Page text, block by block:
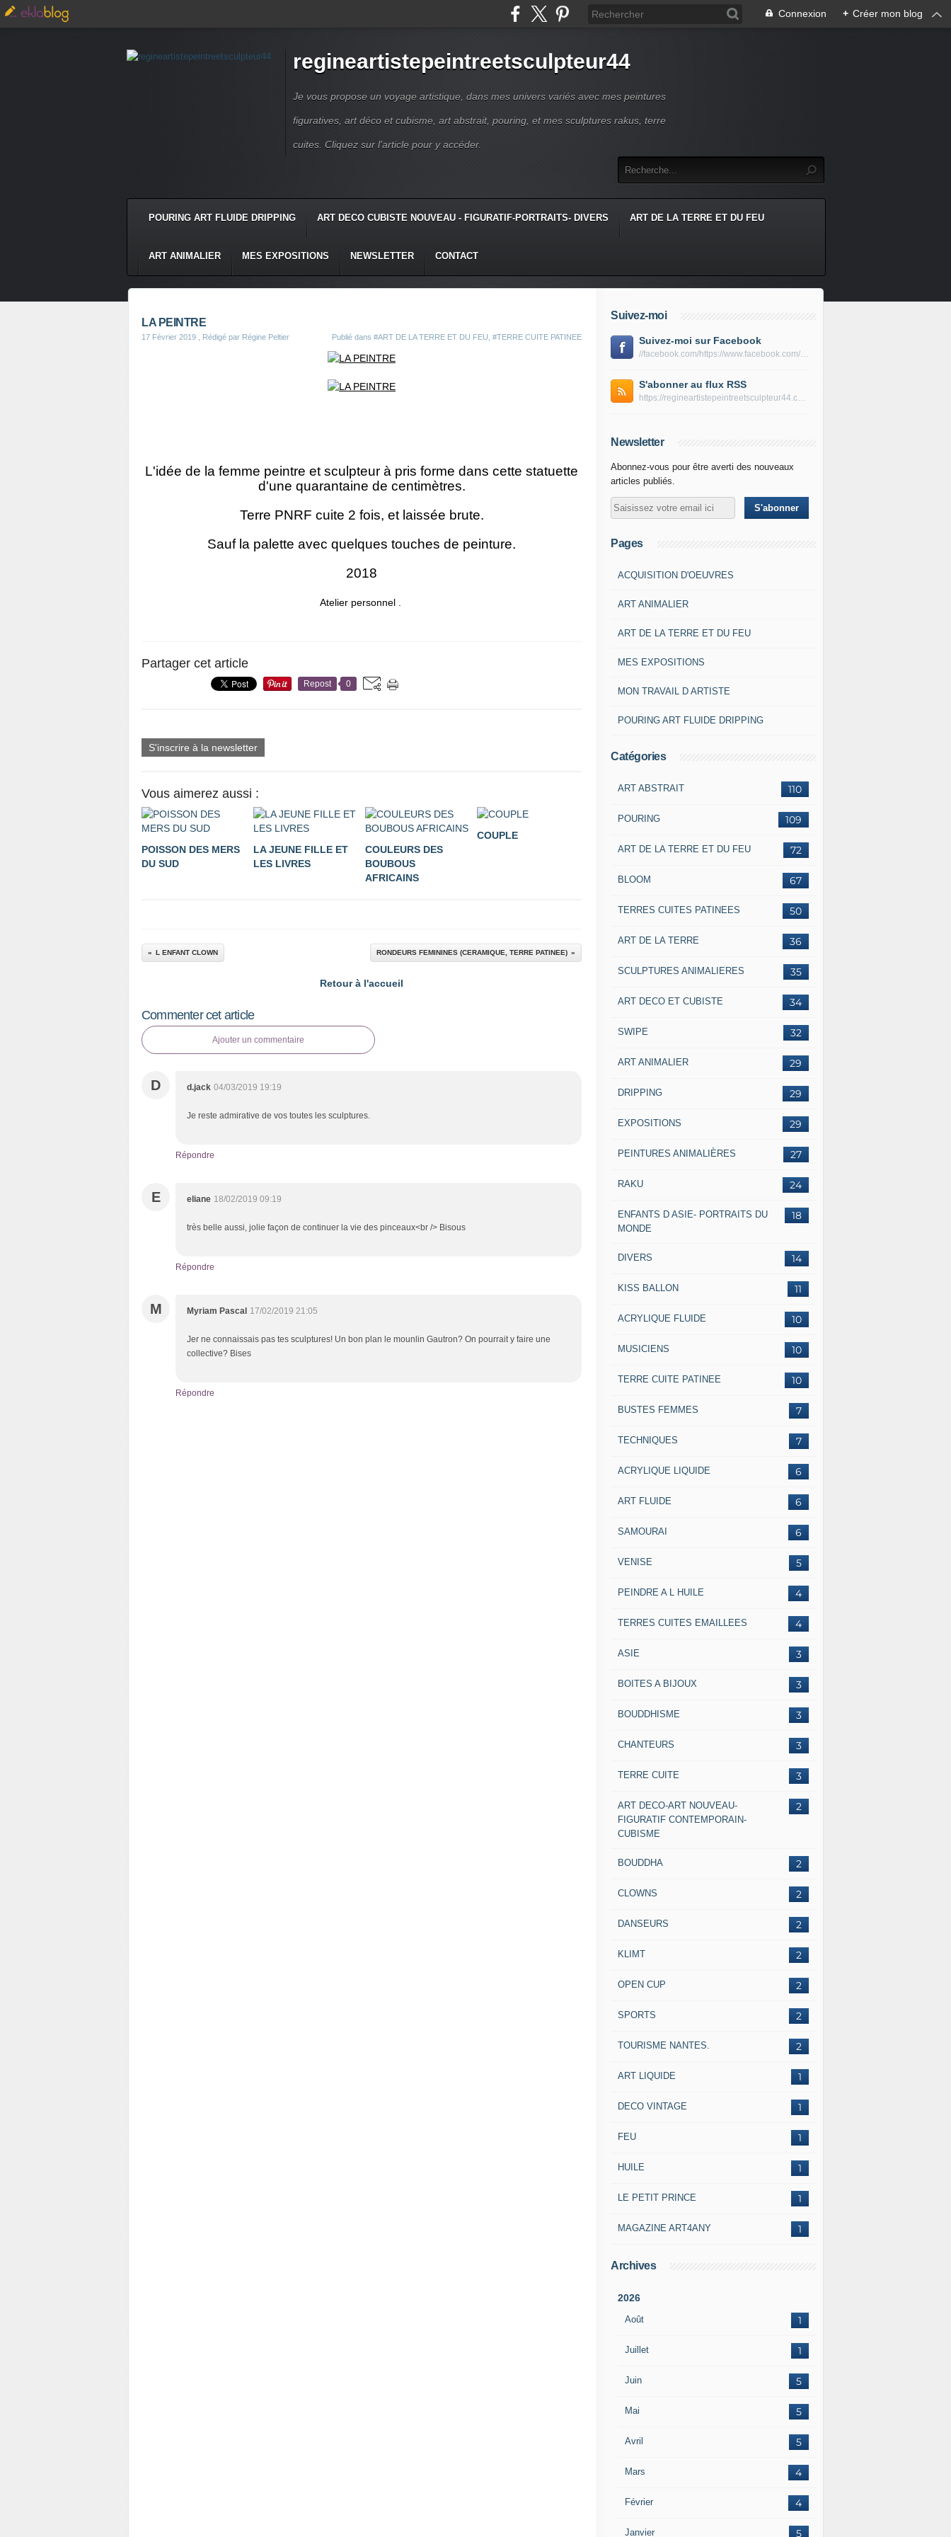
Connexion + Créer mon blog
regineartistepeintreetsculpteur44
Je vous propose un voyage artistique, dans mes univers variés avec mes peintures
figuratives, art déco et cubisme, art abstrait, pouring, et mes sculptures rakus, terre
cuites. Cliquez sur l'article pour y accéder.
POURING ART FLUIDE DRIPPING ART DECO CUBISTE NOUVEAU - FIGURATIF-PORTRAITS- DIVERS ART DE LA TERRE ET DU FEU
ART ANIMALIER MES EXPOSITIONS NEWSLETTER CONTACT
LA PEINTRE
17 Février 2019 , Rédigé par Régine Peltier Publié dans #ART DE LA TERRE ET DU FEU #TERRE CUITE PATINEE
L'idée de la femme peintre et sculpteur à pris forme dans cette statuette
d'une quarantaine de centimètres.
Terre PNRF cuite 2 fois, et laissée brute.
Sauf la palette avec quelques touches de peinture.
2018
Atelier personnel .
Partager cet article
Repost 0
S'inscrire à la newsletter
Vous aimerez aussi :
POISSON DES MERS
DU SUD
LA JEUNE FILLE ET
LES LIVRES
COULEURS DES
BOUBOUS
AFRICAINS
COUPLE
L ENFANT CLOWN RONDEURS FEMININES (CERAMIQUE, TERRE PATINEE)
Retour à l'accueil
Commenter cet article
Ajouter un commentaire
D d.jack 04/03/2019 19:19
Je reste admirative de vos toutes les sculptures.
Répondre
E eliane 18/02/2019 09:19
très belle aussi, jolie façon de continuer la vie des pinceaux<br /> Bisous
Répondre
M Myriam Pascal 17/02/2019 21:05
Jer ne connaissais pas tes sculptures! Un bon plan le mounlin Gautron? On pourrait y faire une
collective? Bises
Répondre
Suivez-moi
Suivez-moi sur Facebook
//facebook.com/https://www.facebook.com/peltierregine
S'abonner au flux RSS
https://regineartistepeintreetsculpteur44.com/rss
Newsletter
Abonnez-vous pour être averti des nouveaux
articles publiés.
Pages
ACQUISITION D'OEUVRES
ART ANIMALIER
ART DE LA TERRE ET DU FEU
MES EXPOSITIONS
MON TRAVAIL D ARTISTE
POURING ART FLUIDE DRIPPING
Catégories
110
ART ABSTRAIT
109
POURING
72
ART DE LA TERRE ET DU FEU
67
BLOOM
50
TERRES CUITES PATINEES
36
ART DE LA TERRE
35
SCULPTURES ANIMALIERES
34
ART DECO ET CUBISTE
32
SWIPE
29
ART ANIMALIER
29
DRIPPING
29
EXPOSITIONS
27
PEINTURES ANIMALIÈRES
24
RAKU
18
ENFANTS D ASIE- PORTRAITS DU
MONDE
14
DIVERS
11
KISS BALLON
10
ACRYLIQUE FLUIDE
10
MUSICIENS
10
TERRE CUITE PATINEE
7
BUSTES FEMMES
7
TECHNIQUES
6
ACRYLIQUE LIQUIDE
6
ART FLUIDE
6
SAMOURAI
5
VENISE
4
PEINDRE A L HUILE
4
TERRES CUITES EMAILLEES
3
ASIE
3
BOITES A BIJOUX
3
BOUDDHISME
3
CHANTEURS
3
TERRE CUITE
2
ART DECO-ART NOUVEAU-
FIGURATIF CONTEMPORAIN-
CUBISME
2
BOUDDHA
2
CLOWNS
2
DANSEURS
2
KLIMT
2
OPEN CUP
2
SPORTS
2
TOURISME NANTES.
1
ART LIQUIDE
1
DECO VINTAGE
1
FEU
1
HUILE
1
LE PETIT PRINCE
1
MAGAZINE ART4ANY
Archives
2026
Août 1
Juillet 1
Juin 5
Mai 5
Avril 5
Mars 4
Février 4
Janvier 5